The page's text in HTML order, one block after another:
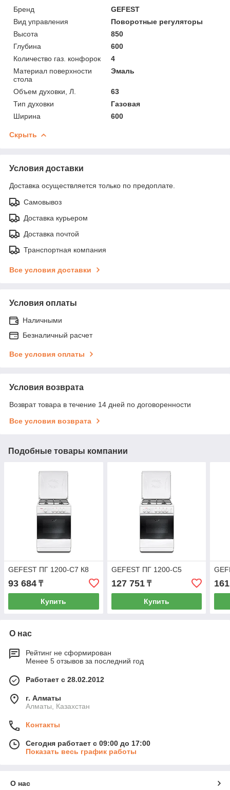
Бренд
GEFEST
Вид управления
Поворотные регуляторы
Высота
850
Глубина
600
Количество газ. конфорок
4
Материал поверхности
стола
Эмаль
Объем духовки, Л.
63
Тип духовки
Газовая
Ширина
600
Скрыть
Условия доставки
Доставка осуществляется только по предоплате.
Самовывоз
Доставка курьером
Доставка почтой
Транспортная компания
Все условия доставки
Условия оплаты
Наличными
Безналичный расчет
Все условия оплаты
Условия возврата
Возврат товара в течение 14 дней по договоренности
Все условия возврата
Подобные товары компании
GEFEST ПГ 1200-С7 К8
93 684 ₸
Купить
GEFEST ПГ 1200-С5
127 751₸
Купить
О нас
Рейтинг не сформирован
Менее 5 отзывов за последний год
Работает с 28.02.2012
г. Алматы
Алматы, Казахстан
Контакты
Сегодня работает с 09:00 до 17:00
Показать весь график работы
О нас